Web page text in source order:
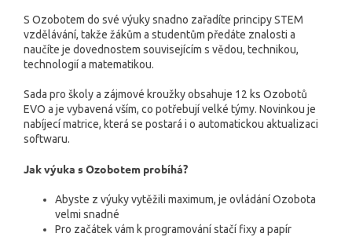
S Ozobotem do své výuky snadno zařadíte principy STEM
vzdělávání, takže žákům a studentům předáte znalosti a
naučíte je dovednostem souvisejícím s vědou, technikou,
technologií a matematikou.
Sada pro školy a zájmové kroužky obsahuje 12 ks Ozobotů
EVO a je vybavená vším, co potřebují velké týmy. Novinkou je
nabíjecí matrice, která se postará i o automatickou aktualizaci
softwaru.
Jak výuka s Ozobotem probíhá?
Abyste z výuky vytěžili maximum, je ovládání Ozobota
velmi snadné
Pro začátek vám k programování stačí fixy a papír